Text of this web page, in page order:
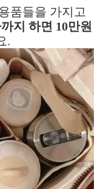
품들을 가지고
지 하면 10만원
.